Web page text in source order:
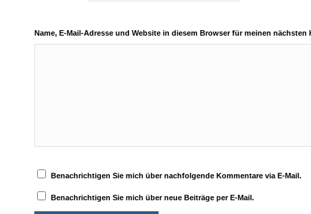
Name, E-Mail-Adresse und Website in diesem Browser für meinen nächsten
Benachrichtigen Sie mich über nachfolgende Kommentare via E-Mail.
Benachrichtigen Sie mich über neue Beiträge per E-Mail.